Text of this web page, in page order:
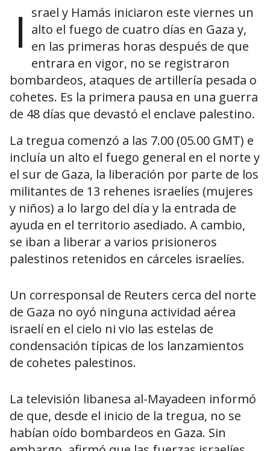
I srael y Hamás iniciaron este viernes un
alto el fuego de cuatro días en Gaza y,
en las primeras horas después de que
entrara en vigor, no se registraron
bombardeos, ataques de artillería pesada o
cohetes. Es la primera pausa en una guerra
de 48 días que devastó el enclave palestino.
La tregua comenzó a las 7.00 (05.00 GMT) e
incluía un alto el fuego general en el norte y
el sur de Gaza, la liberación por parte de los
militantes de 13 rehenes israelíes (mujeres
y niños) a lo largo del día y la entrada de
ayuda en el territorio asediado. A cambio,
se iban a liberar a varios prisioneros
palestinos retenidos en cárceles israelíes.
Un corresponsal de Reuters cerca del norte
de Gaza no oyó ninguna actividad aérea
israelí en el cielo ni vio las estelas de
condensación típicas de los lanzamientos
de cohetes palestinos.
La televisión libanesa al-Mayadeen informó
de que, desde el inicio de la tregua, no se
habían oído bombardeos en Gaza. Sin